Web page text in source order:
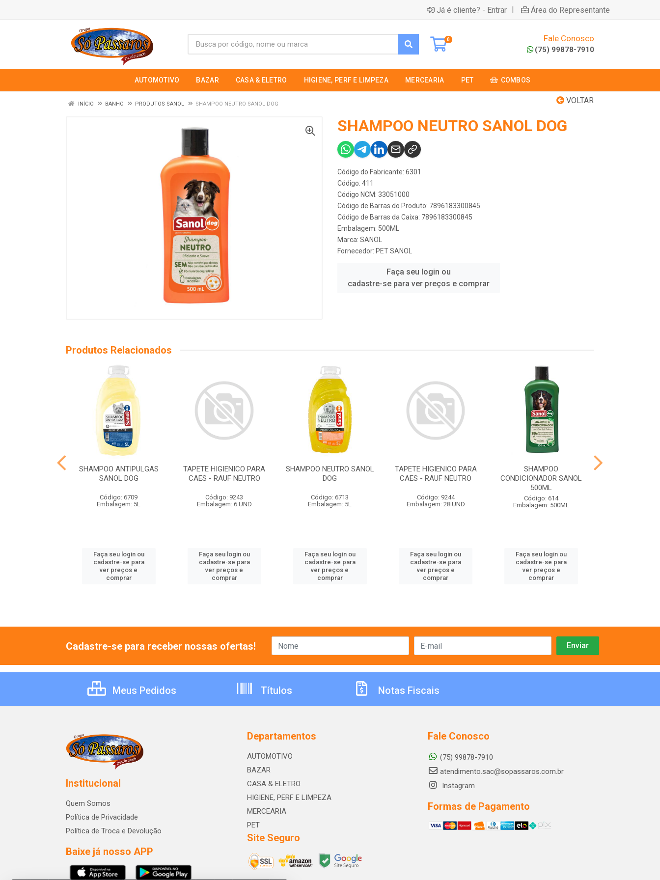
Já é cliente? - Entrar | Área do Representante
0 Fale Conosco
(75) 99878-7910
AUTOMOTIVO BAZAR CASA & ELETRO HIGIENE, PERF E LIMPEZA MERCEARIA PET COMBOS
VOLTAR
INÍCIO BANHO PRODUTOS SANOL SHAMPOO NEUTRO SANOL DOG
SHAMPOO NEUTRO SANOL DOG
Código do Fabricante: 6301
Código: 411
Código NCM: 33051000
Código de Barras do Produto: 7896183300845
Código de Barras da Caixa: 7896183300845
Embalagem: 500ML
Marca: SANOL
Fornecedor: PET SANOL
Faça seu login ou
cadastre-se para ver preços e comprar
Produtos Relacionados
SHAMPOO ANTIPULGAS
SANOL DOG
Código: 6709
Embalagem: 5L
Faça seu login ou
cadastre-se para
ver preços e
comprar
TAPETE HIGIENICO PARA
CAES - RAUF NEUTRO
Código: 9243
Embalagem: 6 UND
Faça seu login ou
cadastre-se para
ver preços e
comprar
SHAMPOO NEUTRO SANOL
DOG
Código: 6713
Embalagem: 5L
Faça seu login ou
cadastre-se para
ver preços e
comprar
TAPETE HIGIENICO PARA
CAES - RAUF NEUTRO
Código: 9244
Embalagem: 28 UND
Faça seu login ou
cadastre-se para
ver preços e
comprar
SHAMPOO
CONDICIONADOR SANOL
500ML
Código: 614
Embalagem: 500ML
Faça seu login ou
cadastre-se para
ver preços e
comprar
Cadastre-se para receber nossas ofertas!
Meus Pedidos Títulos Notas Fiscais
Institucional
Quem Somos
Política de Privacidade
Política de Troca e Devolução
Baixe já nosso APP
Departamentos
AUTOMOTIVO
BAZAR
CASA & ELETRO
HIGIENE, PERF E LIMPEZA
MERCEARIA
PET
Site Seguro
Fale Conosco
(75) 99878-7910
atendimento.sac@sopassaros.com.br
Instagram
Formas de Pagamento